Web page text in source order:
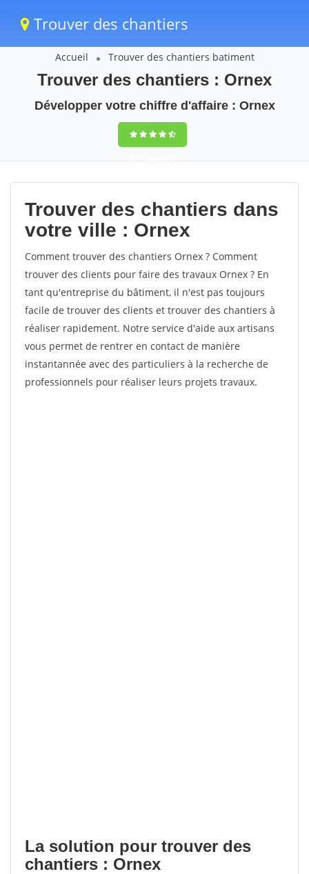
Trouver des chantiers
Accueil Trouver des chantiers batiment
Trouver des chantiers : Ornex
Développer votre chiffre d'affaire : Ornex
9,5(100%)38
votes
Trouver des chantiers dans
votre ville : Ornex
Comment trouver des chantiers Ornex ? Comment
trouver des clients pour faire des travaux Ornex ? En
tant qu'entreprise du bâtiment, il n'est pas toujours
facile de trouver des clients et trouver des chantiers à
réaliser rapidement. Notre service d'aide aux artisans
vous permet de rentrer en contact de manière
instantannée avec des particuliers à la recherche de
professionnels pour réaliser leurs projets travaux.
La solution pour trouver des
chantiers : Ornex